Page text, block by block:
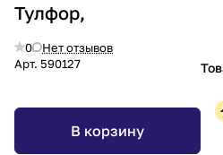
Тулфор,
0
Нет отзывов
Арт. 590127
В корзину